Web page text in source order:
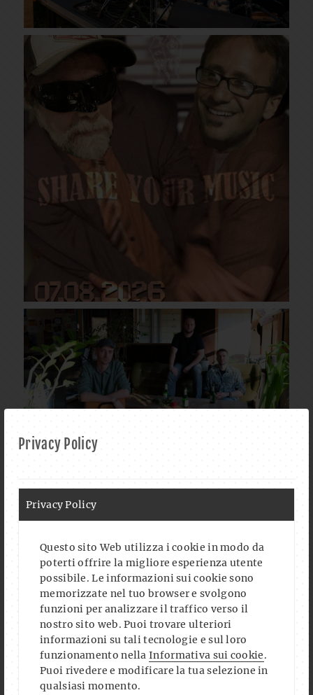
Privacy Policy
Privacy Policy
Questo sito Web utilizza i cookie in modo da
poterti offrire la migliore esperienza utente
possibile. Le informazioni sui cookie sono
memorizzate nel tuo browser e svolgono
funzioni per analizzare il traffico verso il
nostro sito web. Puoi trovare ulteriori
informazioni su tali tecnologie e sul loro
funzionamento nellaInformativa sui cookie.
Puoi rivedere e modificare la tua selezione in
qualsiasi momento.